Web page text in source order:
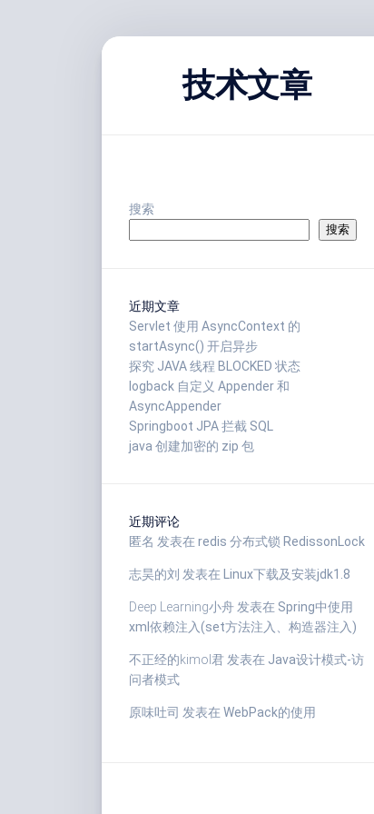
技术文章
搜索
搜索
近期文章
Servlet 使用 AsyncContext 的
startAsync() 开启异步
探究 JAVA 线程 BLOCKED 状态
logback 自定义 Appender 和
AsyncAppender
Springboot JPA 拦截 SQL
java 创建加密的 zip 包
近期评论
匿名 发表在 redis 分布式锁 RedissonLock
志昊的刘 发表在 Linux下载及安装jdk1.8
Deep Learning小舟 发表在 Spring中使用
xml依赖注入(set方法注入、构造器注入)
不正经的kimol君 发表在 Java设计模式-访
问者模式
原味吐司 发表在 WebPack的使用